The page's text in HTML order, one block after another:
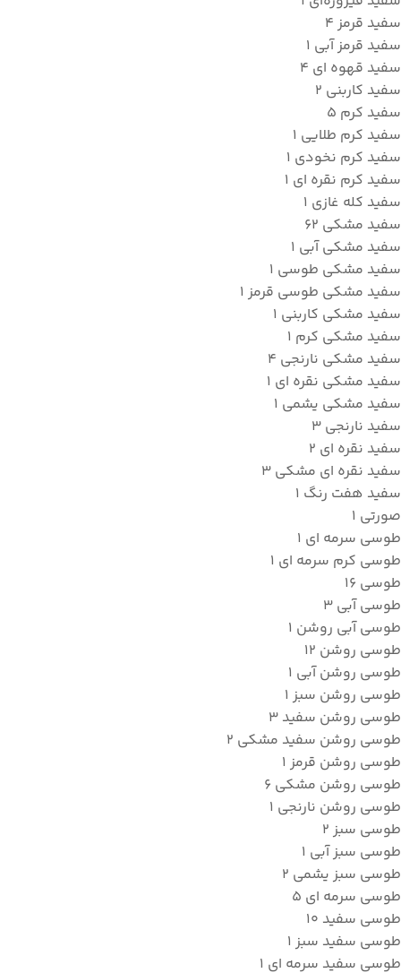
سفید قرمز 4
سفید قرمز آبی 1
سفید قهوه ای 4
سفید کاربنی 2
سفید کرم 5
سفید کرم طلایی 1
سفید کرم نخودی 1
سفید کرم نقره ای 1
سفید کله غازی 1
سفید مشکی 62
سفید مشکی آبی 1
سفید مشکی طوسی 1
سفید مشکی طوسی قرمز 1
سفید مشکی کاربنی 1
سفید مشکی کرم 1
سفید مشکی نارنجی 4
سفید مشکی نقره ای 1
سفید مشکی یشمی 1
سفید نارنجی 3
سفید نقره ای 2
سفید نقره ای مشکی 3
سفید هفت رنگ 1
صورتی 1
طوسي سرمه اي 1
طوسي کرم سرمه ای 1
طوسی 16
طوسی آبی 3
طوسی آبی روشن 1
طوسی روشن 12
طوسی روشن آبی 1
طوسی روشن سبز 1
طوسی روشن سفید 3
طوسی روشن سفید مشکی 2
طوسی روشن قرمز 1
طوسی روشن مشکی 6
طوسی روشن نارنجی 1
طوسی سبز 2
طوسی سبز آبی 1
طوسی سبز یشمی 2
طوسی سرمه ای 5
طوسی سفید 10
طوسی سفید سبز 1
طوسی سفید سرمه ای 1